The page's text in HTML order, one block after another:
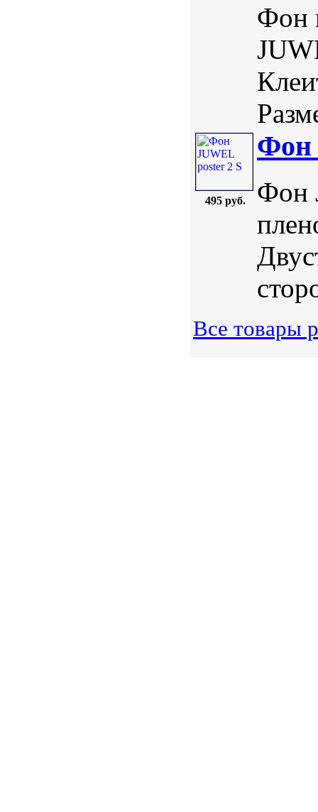
Фон
495 руб.
Фон
Фон
Все товары